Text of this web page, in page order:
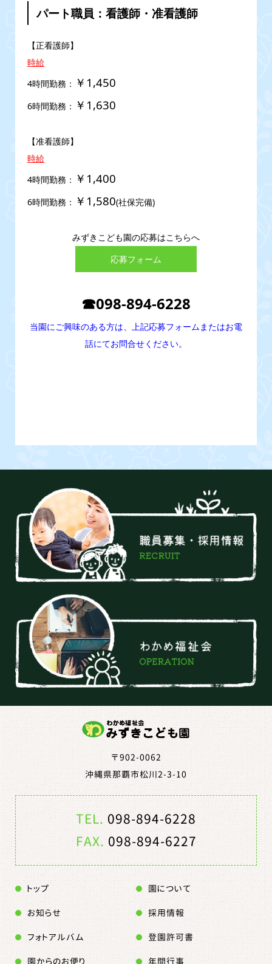
パート職員：看護師・准看護師
【正看護師】
時給
4時間勤務： ￥1,450
6時間勤務： ￥1,630
【准看護師】
時給
4時間勤務： ￥1,400
6時間勤務： ￥1,580(社保完備)
みずきこども園の応募はこちらへ
応募フォーム
☎098-894-6228
当園にご興味のある方は、上記応募フォームまたはお電
話にてお問合せください。
〒902-0062
沖縄県那覇市松川2-3-10
TEL.098-894-6228
FAX.098-894-6227
トップ 園について
園からのお便り
お知らせ 採用情報
年間行事
フォトアルバム 登園許可書